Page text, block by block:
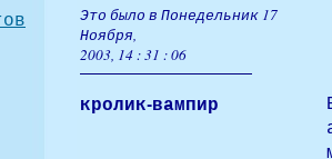
Это было в Понедельник 17
Ноября,
2003, 14 : 31 : 06
кролик-вампир